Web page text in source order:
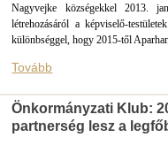
Nagyvejke községekkel 2013.
létrehozásáról a képviselő-
különbséggel, hogy 2015-től
Tovább
Önkormányzati Klub:
partnerség lesz a